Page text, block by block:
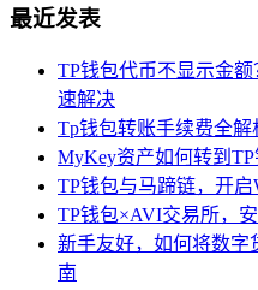
最近发表
TP钱包代币不显示金
速解决
Tp钱包转账手续费全
MyKey资产如何转到
TP钱包与马蹄链，开启
TP钱包×AVI交易所，
新手友好，如何将数字
南